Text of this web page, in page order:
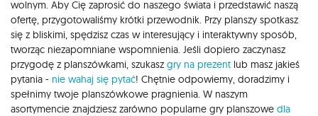
wolnym. Aby Cię zaprosić do naszego świata i przedstawić naszą
ofertę, przygotowaliśmy krótki przewodnik. Przy planszy spotkasz
się z bliskimi, spędzisz czas w interesujący i interaktywny sposób,
tworząc niezapomniane wspomnienia. Jeśli dopiero zaczynasz
przygodę z planszówkami, szukasz gry na prezent lub masz jakieś
pytania - nie wahaj się pytać! Chętnie odpowiemy, doradzimy i
spełnimy twoje planszówkowe pragnienia. W naszym
asortymencie znajdziesz zarówno popularne gry planszowe dla